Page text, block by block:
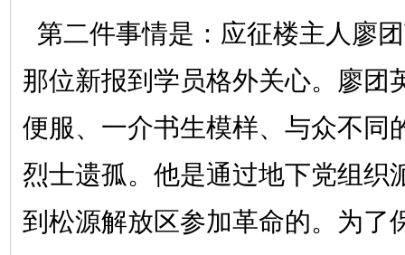
第二件事情是：应征楼主人廖
那位新报到学员格外关心。廖团
便服、一介书生模样、与众不同
烈士遗孤。他是通过地下党组织
到松源解放区参加革命的。为了